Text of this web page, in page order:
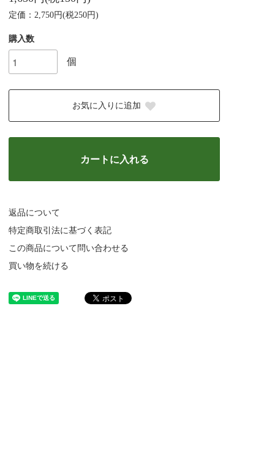
定価：2,750円(税250円)
購入数
個
お気に入りに追加
カートに入れる
返品について
特定商取引法に基づく表記
この商品について問い合わせる
買い物を続ける